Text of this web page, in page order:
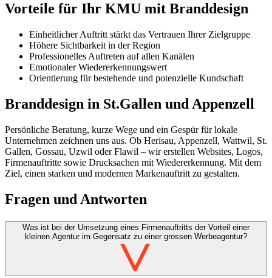
Vorteile für Ihr KMU mit Branddesign
Einheitlicher Auftritt stärkt das Vertrauen Ihrer Zielgruppe
Höhere Sichtbarkeit in der Region
Professionelles Auftreten auf allen Kanälen
Emotionaler Wiedererkennungswert
Orientierung für bestehende und potenzielle Kundschaft
Branddesign in St.Gallen und Appenzell
Persönliche Beratung, kurze Wege und ein Gespür für lokale
Unternehmen zeichnen uns aus. Ob Herisau, Appenzell, Wattwil, St.
Gallen, Gossau, Uzwil oder Flawil – wir erstellen Websites, Logos,
Firmenauftritte sowie Drucksachen mit Wiedererkennung. Mit dem
Ziel, einen starken und modernen Markenauftritt zu gestalten.
Fragen und Antworten
Was ist bei der Umsetzung eines Firmenauftritts der Vorteil einer
kleinen Agentur im Gegensatz zu einer grossen Werbeagentur?
>